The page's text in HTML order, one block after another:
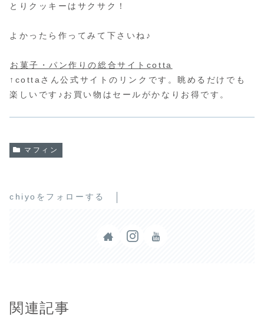
とりクッキーはサクサク！
よかったら作ってみて下さいね♪
お菓子・パン作りの総合サイトcotta
↑cottaさん公式サイトのリンクです。眺めるだけでも
楽しいです♪お買い物はセールがかなりお得です。
マフィン
chiyoをフォローする
関連記事